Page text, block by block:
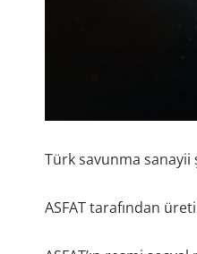
Türk savunma sanayii
ASFAT tarafından